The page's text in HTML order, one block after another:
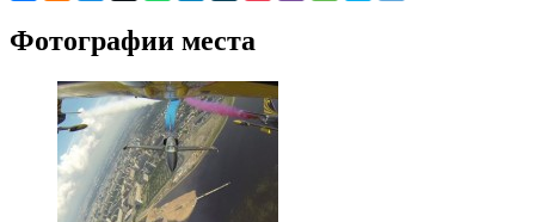
Фотографии места